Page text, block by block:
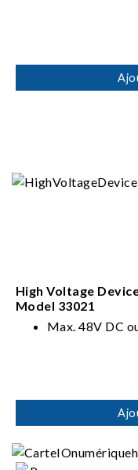
High Voltage
Model 33021
Max. 48V DC